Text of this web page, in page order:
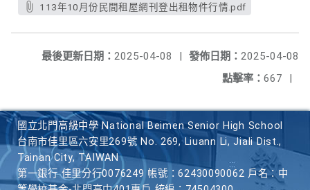
113年10月份民間租屋網刊登出租物件行情.pdf
發佈日期： 2025-04-08
最後更新日期： 2025-04-08
|
點擊率： 667 |
國立北門高級中學 National Beimen Senior High School
台南市佳里區六安里269號 No. 269, Liuann Li, Jiali Dist.,
Tainan City, TAIWAN
第一銀行 佳里分行0076249 帳號：62430090062 戶名：中